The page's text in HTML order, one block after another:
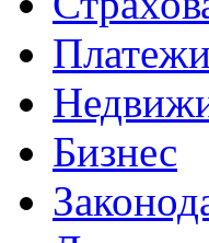
Платежи
Бизнес